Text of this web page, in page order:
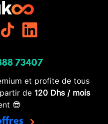
73407
et profite de tous
de 120 Dhs / mois
😎